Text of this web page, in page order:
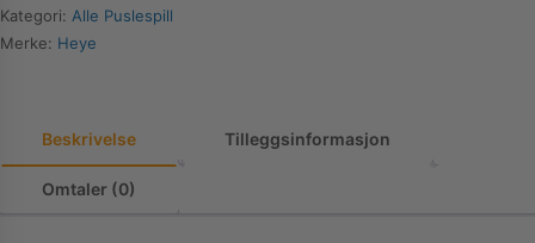
Kategori: Alle Puslespill
Merke: Heye
Beskrivelse Tilleggsinformasjon
Omtaler (0)